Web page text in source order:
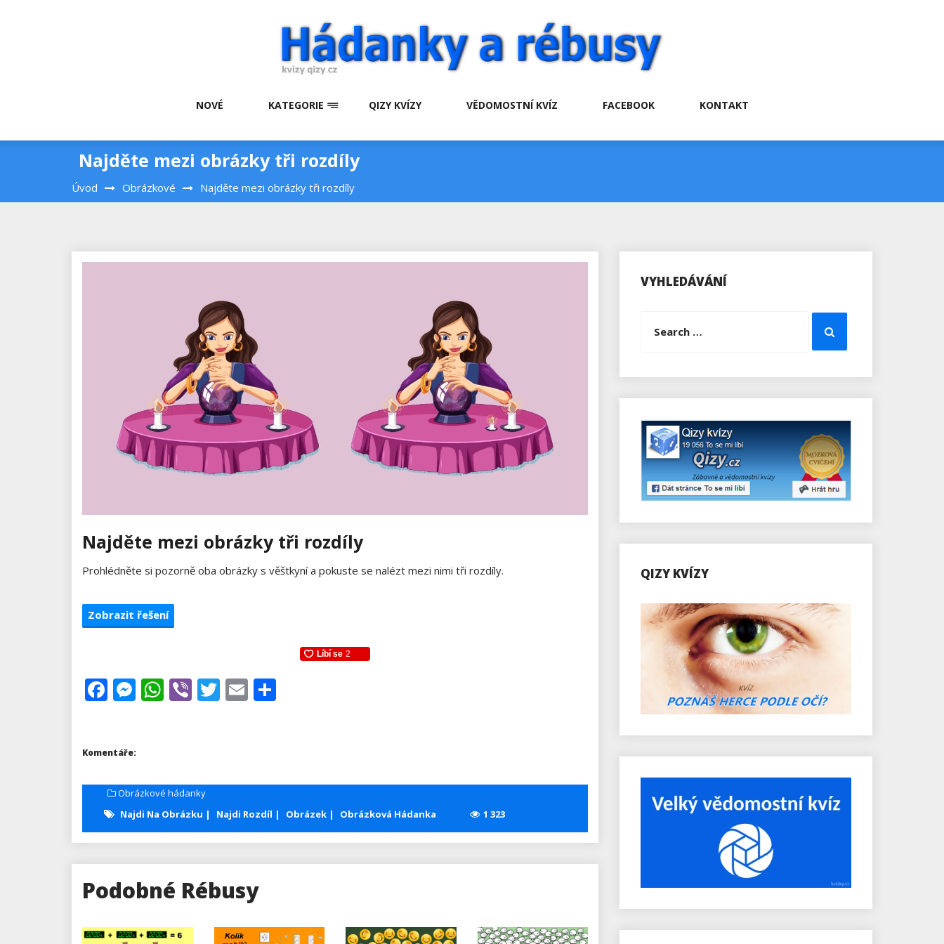
NOVÉ KATEGORIE QIZY KVÍZY VĚDOMOSTNÍ KVÍZ FACEBOOK KONTAKT
Najděte mezi obrázky tři rozdíly
Úvod Obrázkové Najděte mezi obrázky tři rozdíly
Najděte mezi obrázky tři rozdíly
Prohlédněte si pozorně oba obrázky s věštkyní a pokuste se nalézt mezi nimi tři rozdíly.
Zobrazit řešení
Facebook
Messenger
WhatsApp
ViberTwitter
Email
Komentáře:
Obrázkové hádanky
Najdi Na Obrázku
Najdi Rozdíl Obrázek Obrázková Hádanka 1 323
Podobné Rébusy
VYHLEDÁVÁNÍ
for:
Search
QIZY KVÍZY